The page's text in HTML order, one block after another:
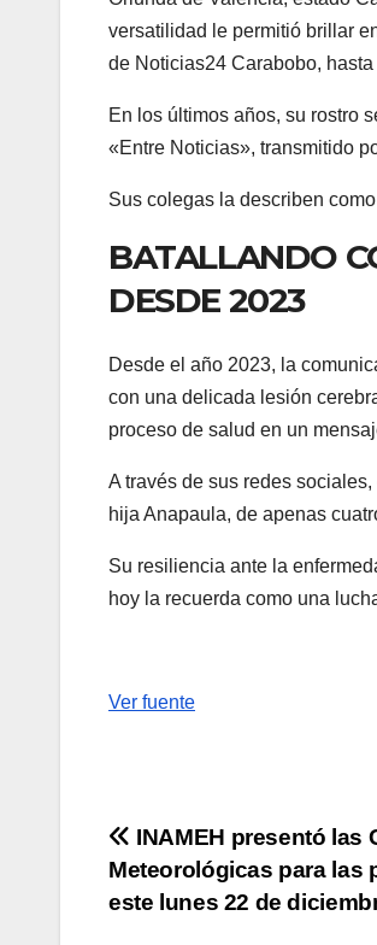
versatilidad le permitió brillar
de Noticias24 Carabobo,
En los últimos años, su rostro
«Entre Noticias», transmitido
Sus colegas la describen
BATALLANDO
DESDE 2023
Desde el año 2023, la
con una delicada lesión
proceso de salud en un
A través de sus redes
hija Anapaula, de apenas
Su resiliencia ante la
hoy la recuerda como una
Ver fuente
Navegación
de
INAMEH presentó las
Meteorológicas para las
este lunes 22 de